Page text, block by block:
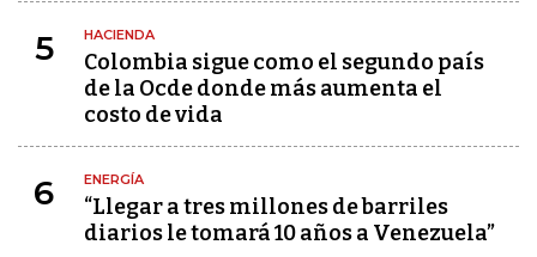
5 HACIENDA
Colombia sigue como el segundo país
de la Ocde donde más aumenta el
costo de vida
6 ENERGÍA
“Llegar a tres millones de barriles
diarios le tomará 10 años a Venezuela”